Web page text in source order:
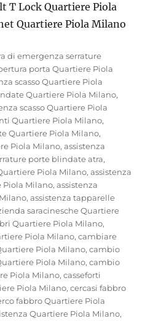
T Lock Quartiere Piola
Quartiere Piola Milano
di emergenza serrature
porta Quartiere Piola
scasso Quartiere Piola
Quartiere Piola Milano,
scasso Quartiere Piola
Quartiere Piola Milano,
Quartiere Piola Milano,
Piola Milano,assistenza
porte blindate atra,
Piola Milano,assistenza
Piola Milano,assistenza
,assistenza tapparelle
saracinesche Quartiere
Quartiere Piola Milano,
Piola Milano,cambiare
Piola Milano,cambio
Piola Milano,cambio
Piola Milano,casseforti
Piola Milano,cercasi fabbro
fabbro Quartiere Piola
Quartiere Piola Milano,